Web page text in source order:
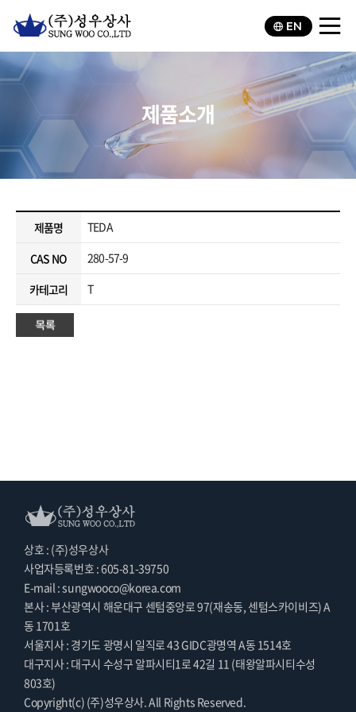
EN
제품소개
제품명
TEDA
CAS NO
280-57-9
카테고리
T
상호 : (주)성우상사
사업자등록번호 : 605-81-39750
E-mail : sungwooco@korea.com
본사 : 부산광역시 해운대구 센텀중앙로 97(재송동, 센텀스카이비즈) A
동 1701호
서울지사 : 경기도 광명시 일직로 43 GIDC광명역 A동 1514호
대구지사 : 대구시 수성구 알파시티1로 42길 11 (태왕알파시티수성
803호)
Copyright(c) (주)성우상사. All Rights Reserved.